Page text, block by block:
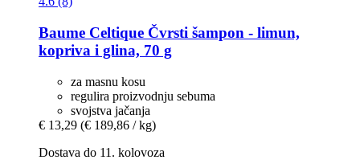
Baume Celtique Čvrsti šampon -​ limun,
kopriva i glina, 70 g
za masnu kosu
regulira proizvodnju sebuma
svojstva jačanja
€ 13,29 (€ 189,86 / kg)
Dostava do 11. kolovoza